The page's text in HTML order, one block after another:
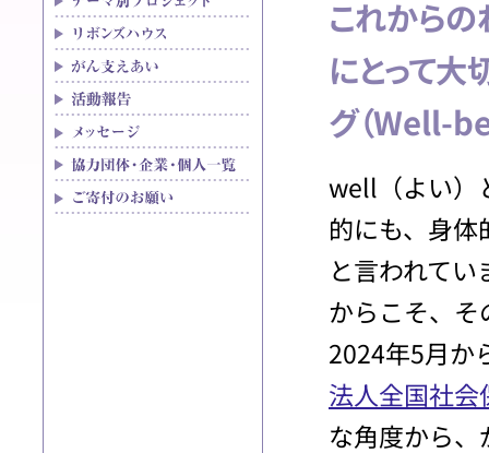
これからの
にとって大
グ（Well-
well（よい）
的にも、身
と言われて
からこそ、
2024年5月か
法人全国社
な角度から